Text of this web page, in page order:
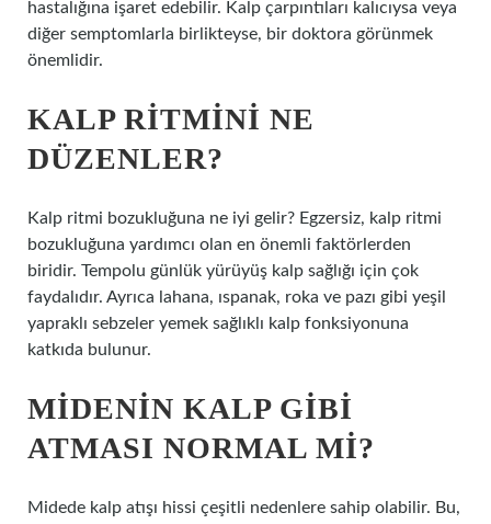
hastalığına işaret edebilir. Kalp çarpıntıları kalıcıysa veya
diğer semptomlarla birlikteyse, bir doktora görünmek
önemlidir.
KALP RITMINI NE
DÜZENLER?
Kalp ritmi bozukluğuna ne iyi gelir? Egzersiz, kalp ritmi
bozukluğuna yardımcı olan en önemli faktörlerden
biridir. Tempolu günlük yürüyüş kalp sağlığı için çok
faydalıdır. Ayrıca lahana, ıspanak, roka ve pazı gibi yeşil
yapraklı sebzeler yemek sağlıklı kalp fonksiyonuna
katkıda bulunur.
MIDENIN KALP GIBI
ATMASI NORMAL MI?
Midede kalp atışı hissi çeşitli nedenlere sahip olabilir. Bu,